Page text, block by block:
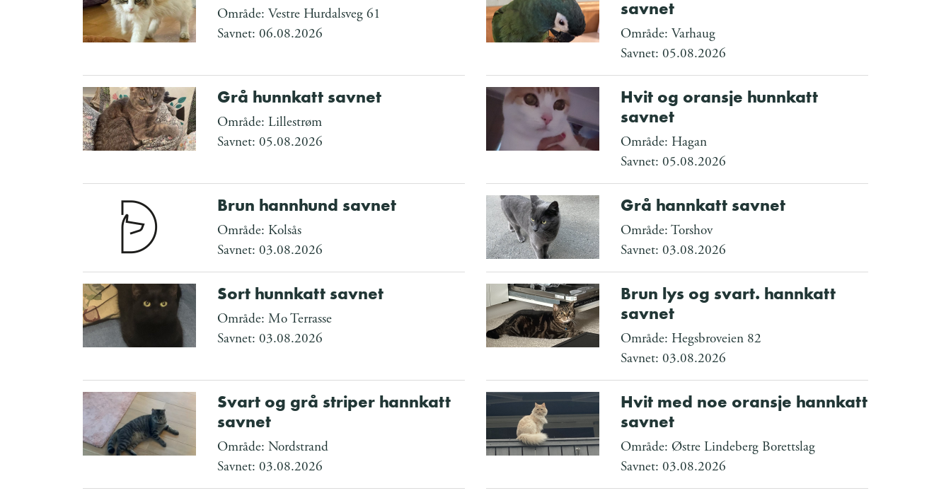
Område: Vestre Hurdalsveg 61
Savnet: 06.08.2026
savnet
Område: Varhaug
Savnet: 05.08.2026
Grå hunnkatt savnet
Område: Lillestrøm
Savnet: 05.08.2026
Hvit og oransje hunnkatt
savnet
Område: Hagan
Savnet: 05.08.2026
Brun hannhund savnet
Område: Kolsås
Savnet: 03.08.2026
Grå hannkatt savnet
Område: Torshov
Savnet: 03.08.2026
Sort hunnkatt savnet
Område: Mo Terrasse
Savnet: 03.08.2026
Brun lys og svart. hannkatt
savnet
Område: Hegsbroveien 82
Savnet: 03.08.2026
Svart og grå striper hannkatt
savnet
Område: Nordstrand
Savnet: 03.08.2026
Hvit med noe oransje hannkatt
savnet
Område: Østre Lindeberg Borettslag
Savnet: 03.08.2026